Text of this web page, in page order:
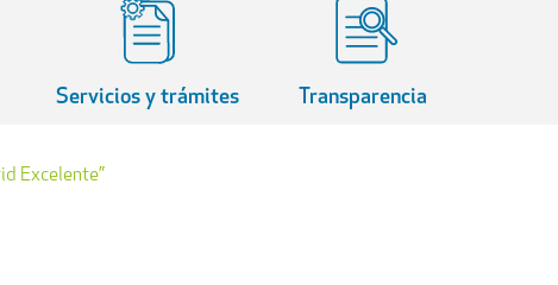
Servicios y trámites Transparencia
Excelente”